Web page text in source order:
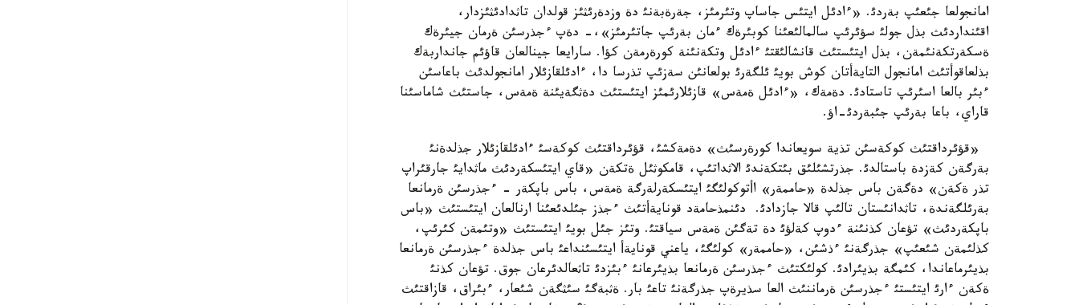
امانجولعا جئعئپ بةردئ. «ءادئل ايتئس جاساپ وتئرمئز، جةرةبةنئ دة وزدةرئثئز قولدان تاثدادئثئزدار،
اقئنداردئث بذل جولئ سؤئرئپ سالمالئعئنا كوبئرةك ءمان بةرئپ جاتئرمئز»،- دةپ ءجذرسئن ةرمان جيئرةك
ةسكةرتكةنئمةن، بذل ايتئستئث قانشالئقتئ ءادئل وتكةنئنة كورةرمةن كؤا. سارايعا جينالعان قاؤئم جانداربةك
بذلعاقوأتئث امانجول التايةأتان كوش بويئ ئلگةرئ بولعانئن سةزئپ تذرسا دا، ءادئلقازئلار امانجولدئث باعاسئن
ءبئر بالعا اسئرئپ تاستادئ. دةمةك، «ءادئل ةمةس» قازئلارئمئز ايتئستئث دةثگةيئنة ةمةس، جاستئث شاماسئنا
قاراي، باعا بةرئپ جئبةردئ-اؤ.
«قؤئرداقتئث كوكةسئن تذية سويعاندا كورةرسئث» دةمةكشئ، قؤئرداقتئث كوكةسئ ءادئلقازئلار جذلدةنئ
بةرگةن كةزدة باستالدئ. جذرتشئلئق بئتكةندئ الاثداتئپ، قامكوثئل ةتكةن «قاي ايتئسكةردئث ماثدايئ جارقئراپ
تذر ةكةن» دةگةن باس جذلدة «حاممةر» اأتوكولئگئ ايتئسكةرلةرگة ةمةس، باس باپكةر - ءجذرسئن ةرمانعا
بةرئلگةندة، تاثدانئستان تالئپ قالا جازدادئ. دئنمذحامةد قونايةأتئث ءجذز جئلدئعئنا ارنالعان ايتئستئث «باس
باپكةردئث» تؤعان كذنئنة ءدوپ كةلؤئ دة تةگئن ةمةس سياقتئ. وتئز جئل بويئ ايتئستئث «وتئمةن كئرئپ،
كذلئمةن شئعئپ» جذرگةنئ ءذشئن، «حاممةر» كولئگئ، ياعني قونايةأ ايتئسئنداعئ باس جذلدة ءجذرسئن ةرمانعا
بذيئرماعاندا، كئمگة بذيئرادئ. كولئكتئث ءجذرسئن ةرمانعا بذيئرعانئ ءبئزدئ تاثعالدئرعان جوق. تؤعان كذنئ
ةكةن ءارئ ايتئستئ ءجذرسئن ةرماننئث العا سذيرةپ جذرگةنئ تاعئ بار. ةثبةگئ سئثگةن شئعار، ءبئراق، قازاقتئث